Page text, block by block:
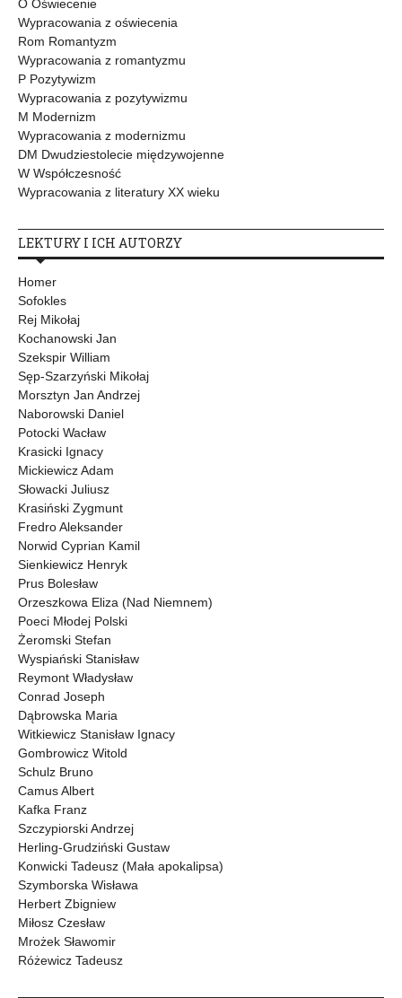
O Oświecenie
Wypracowania z oświecenia
Rom Romantyzm
Wypracowania z romantyzmu
P Pozytywizm
Wypracowania z pozytywizmu
M Modernizm
Wypracowania z modernizmu
DM Dwudziestolecie międzywojenne
W Współczesność
Wypracowania z literatury XX wieku
LEKTURY I ICH AUTORZY
Homer
Sofokles
Rej Mikołaj
Kochanowski Jan
Szekspir William
Sęp-Szarzyński Mikołaj
Morsztyn Jan Andrzej
Naborowski Daniel
Potocki Wacław
Krasicki Ignacy
Mickiewicz Adam
Słowacki Juliusz
Krasiński Zygmunt
Fredro Aleksander
Norwid Cyprian Kamil
Sienkiewicz Henryk
Prus Bolesław
Orzeszkowa Eliza (Nad Niemnem)
Poeci Młodej Polski
Żeromski Stefan
Wyspiański Stanisław
Reymont Władysław
Conrad Joseph
Dąbrowska Maria
Witkiewicz Stanisław Ignacy
Gombrowicz Witold
Schulz Bruno
Camus Albert
Kafka Franz
Szczypiorski Andrzej
Herling-Grudziński Gustaw
Konwicki Tadeusz (Mała apokalipsa)
Szymborska Wisława
Herbert Zbigniew
Miłosz Czesław
Mrożek Sławomir
Różewicz Tadeusz